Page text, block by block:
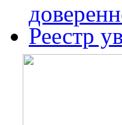
Реестр